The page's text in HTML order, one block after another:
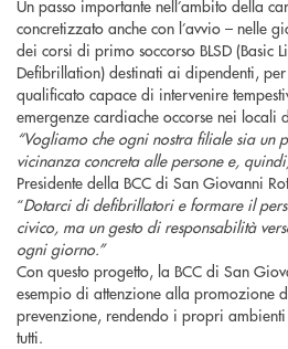
Un passo importante nell’ambito della
concretizzato anche con l’avvio – nelle
dei corsi di primo soccorso BLSD (Basic
Defibrillation) destinati ai dipendenti,
qualificato capace di intervenire
emergenze cardiache occorse nei locali
“Vogliamo che ogni nostra filiale sia un
vicinanza concreta alle persone e,
Presidente della BCC di San Giovanni
“Dotarci di defibrillatori e formare il
civico, ma un gesto di responsabilità
ogni giorno.”
Con questo progetto, la BCC di San
esempio di attenzione alla promozione
prevenzione, rendendo i propri
tutti.